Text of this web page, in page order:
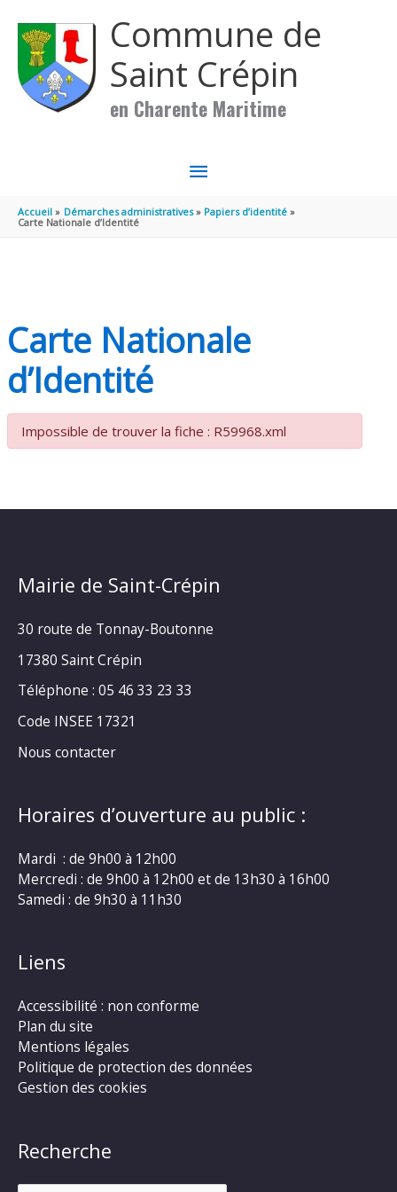
Commune de
Saint Crépin
en Charente Maritime
MENU
PRINCIPAL
Accueil Démarches administratives
Papiers d’identité
Carte Nationale d’Identité
Carte Nationale
d’Identité
Impossible de trouver la fiche : R59968.xml
Mairie de Saint-Crépin
30 route de Tonnay-Boutonne
17380 Saint Crépin
Téléphone : 05 46 33 23 33
Code INSEE 17321
Nous contacter
Horaires d’ouverture au public :
Mardi : de 9h00 à 12h00
Mercredi : de 9h00 à 12h00 et de 13h30 à 16h00
Samedi : de 9h30 à 11h30
Liens
Accessibilité : non conforme
Plan du site
Mentions légales
Politique de protection des données
Gestion des cookies
Recherche